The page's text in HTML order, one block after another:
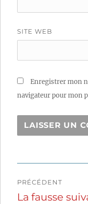
SITE WEB
Enregistrer mon
navigateur pour mon
de
PRÉCÉDENT
Publication
La fausse